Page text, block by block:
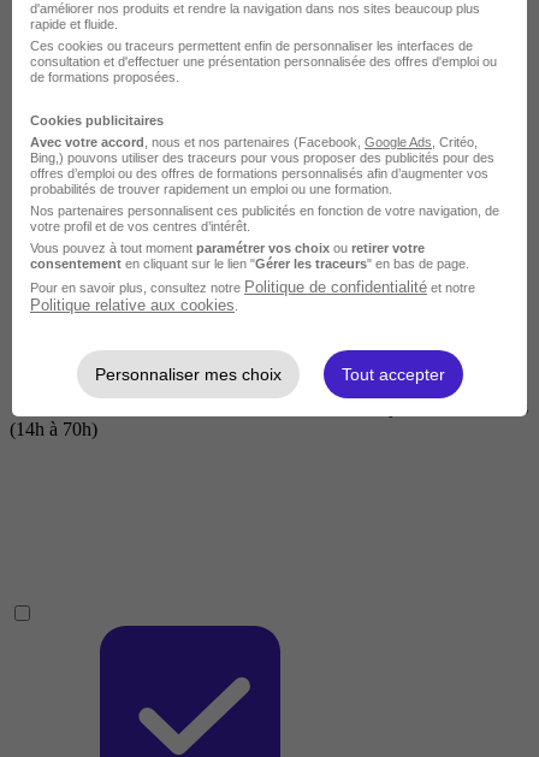
Courte
2 jours à 2 semaines
(14h à 70h)
d'améliorer nos produits et rendre la navigation dans nos sites beaucoup plus
rapide et fluide.
Ces cookies ou traceurs permettent enfin de personnaliser les interfaces de
consultation et d'effectuer une présentation personnalisée des offres d'emploi ou
de formations proposées.
Cookies publicitaires
Avec votre accord , nous et nos partenaires (Facebook, Google Ads , Critéo,
Bing,) pouvons utiliser des traceurs pour vous proposer des publicités pour des
offres d’emploi ou des offres de formations personnalisés afin d’augmenter vos
probabilités de trouver rapidement un emploi ou une formation.
Nos partenaires personnalisent ces publicités en fonction de votre navigation, de
votre profil et de vos centres d’intérêt.
Vous pouvez à tout moment paramétrer vos choix ou retirer votre
consentement en cliquant sur le lien "Gérer les traceurs" en bas de page.
Pour en savoir plus, consultez notre Politique de confidentialité et notre
Politique relative aux cookies
Personnaliser mes choix Tout accepter